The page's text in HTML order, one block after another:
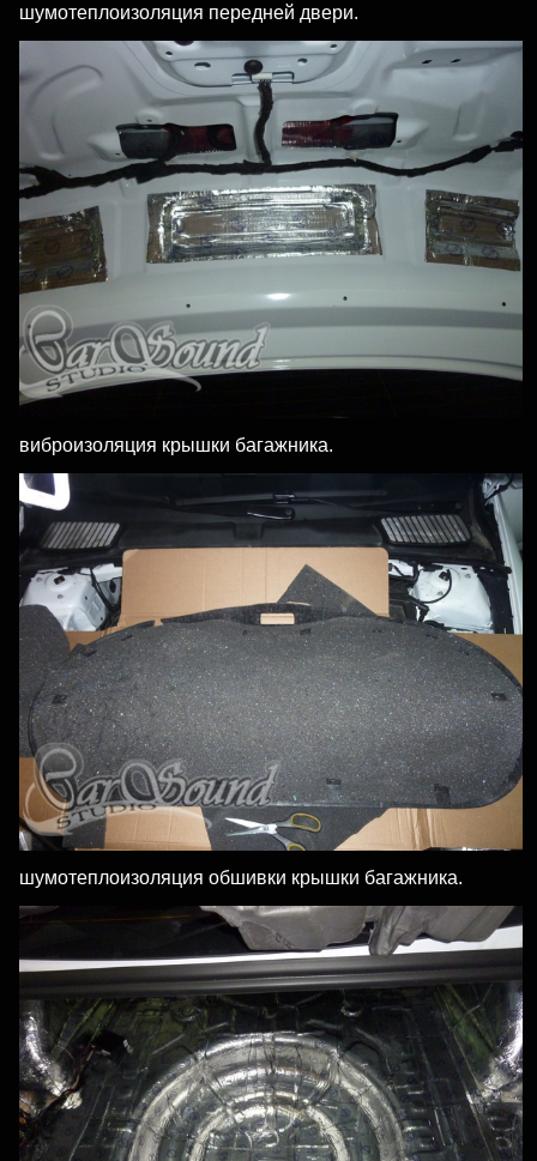
шумотеплоизоляция передней двери.
виброизоляция крышки багажника.
шумотеплоизоляция обшивки крышки багажника.